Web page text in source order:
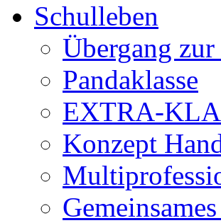
Schulleben
Übergang
Pandaklasse
EXTRA-
Konzept